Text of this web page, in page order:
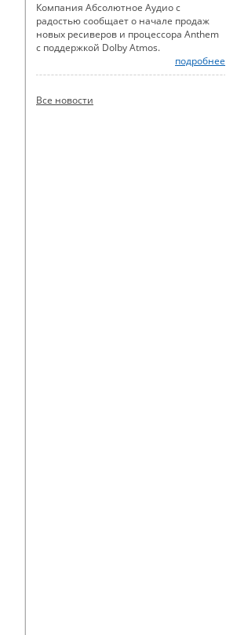
Компания Абсолютное Аудио с
радостью сообщает о начале продаж
новых ресиверов и процессора Anthem
с поддержкой Dolby Atmos.
подробнее
Все новости